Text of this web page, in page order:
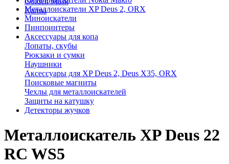
Karma
Металлоискатели XP Deus 2, ORX
Миноискатели
Пинпоинтеры
Аксессуары для копа
Лопаты, скубы
Рюкзаки и сумки
Наушники
Аксессуары для XP Deus 2, Deus X35, ORX
Поисковые магниты
Чехлы для металлоискателей
Защиты на катушку
Детекторы жучков
Металлоискатель XP Deus 22
RC WS5